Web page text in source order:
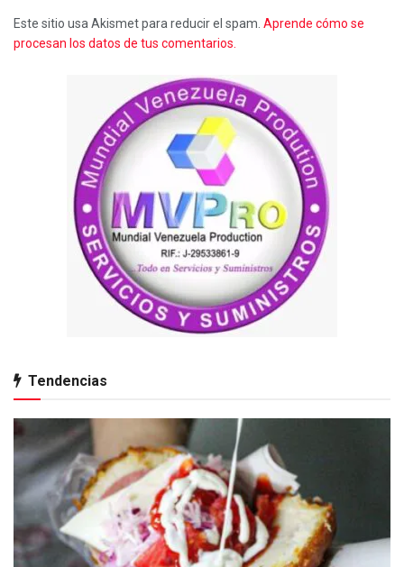
Este sitio usa Akismet para reducir el spam. Aprende cómo se
procesan los datos de tus comentarios.
Tendencias